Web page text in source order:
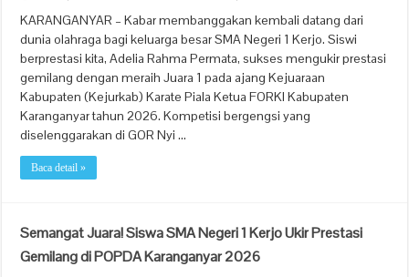
KARANGANYAR – Kabar membanggakan kembali datang dari
dunia olahraga bagi keluarga besar SMA Negeri 1 Kerjo. Siswi
berprestasi kita, Adelia Rahma Permata, sukses mengukir prestasi
gemilang dengan meraih Juara 1 pada ajang Kejuaraan
Kabupaten (Kejurkab) Karate Piala Ketua FORKI Kabupaten
Karanganyar tahun 2026. Kompetisi bergengsi yang
diselenggarakan di GOR Nyi …
Baca detail »
Semangat Juara! Siswa SMA Negeri 1 Kerjo Ukir Prestasi
Gemilang di POPDA Karanganyar 2026